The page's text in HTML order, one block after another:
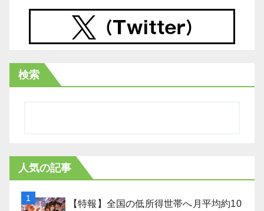
検索
人気の記事
【特報】全国の低所得世帯へ月平均約10